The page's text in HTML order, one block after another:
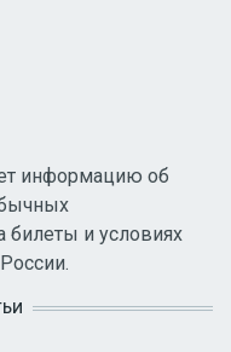
информацию об
билеты и условиях